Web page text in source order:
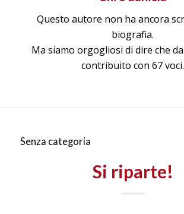
Questo autore non ha ancora
biografia.
Ma siamo orgogliosi di dire che
contribuito con 67 voci.
Senza categoria
Si riparte!